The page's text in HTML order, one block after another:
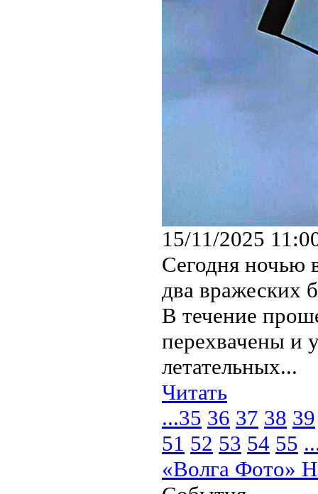
15/11/2025
Сегодня ночью
два вражеских
В течение
перехвачены и
летательных...
Читать
...35 36 37 38 39
51 52 53 54 55
«Волга Фото»